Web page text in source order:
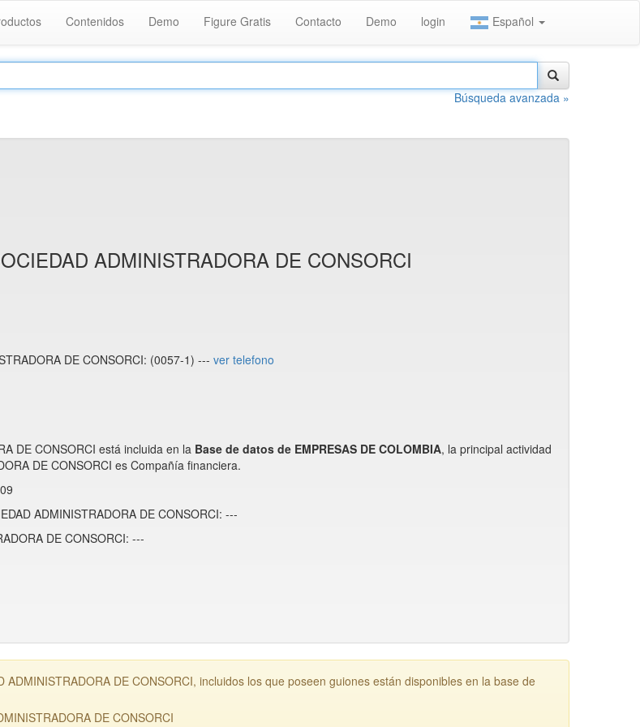
Contenidos Demo Figure Gratis Contacto Demo login Español
Búsqueda avanzada »
ADMINISTRADORA DE CONSORCI
DE CONSORCI: (0057-1) --- ver telefono
DE CONSORCI está incluida en la Base de datos de EMPRESAS DE COLOMBIA, la principal actividad
DE CONSORCI es Compañía financiera.
ADMINISTRADORA DE CONSORCI: ---
DE CONSORCI: ---
ADMINISTRADORA DE CONSORCI, incluidos los que poseen guiones están disponibles en la base de
DE CONSORCI